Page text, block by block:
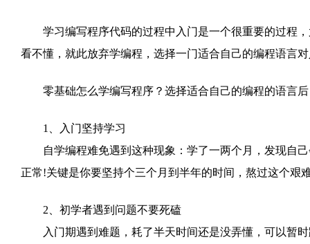
学习编写程序代码的过程中入门是一个很重要的过程，
看不懂，就此放弃学编程，选择一门适合自己的编程语言
零基础怎么学编写程序？选择适合自己的编程的语言后
1、入门坚持学习
自学编程难免遇到这种现象：学了一两个月，发现自己
正常!关键是你要坚持个三个月到半年的时间，熬过这个艰
2、初学者遇到问题不要死磕
入门期遇到难题，耗了半天时间还是没弄懂，可以暂时